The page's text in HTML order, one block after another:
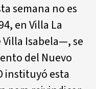
semana no es
en Villa La
Isabela—, se
del Nuevo
instituyó esta